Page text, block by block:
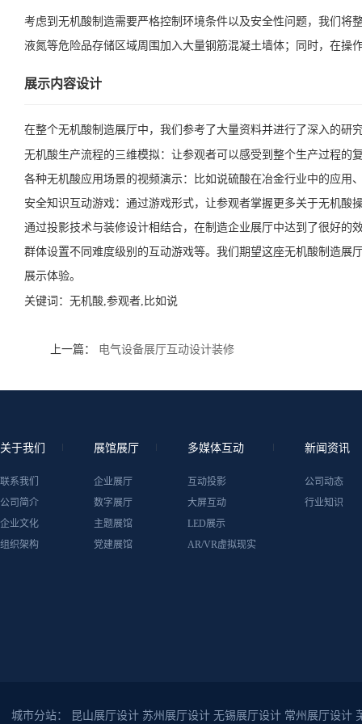
考虑到无机酸制造需要严格控制环境条件以及安全性问题，我们
液氮等危险品存储区域周围加入大量钢筋混凝土墙体；同时，在操
展示内容设计
在整个无机酸制造展厅中，我们参考了大量资料并进行了深入的研
无机酸生产流程的三维模拟：让参观者可以感受到整个生产过程的
各种无机酸应用场景的视频演示：比如说硫酸在冶金行业中的应用
安全知识互动游戏：通过游戏形式，让参观者掌握更多关于无机酸
通过投影技术与装修设计相结合，在制造企业展厅中达到了很好
群体设置不同难度级别的互动游戏等。我们期望这座无机酸制造
展示体验。
关键词： 无机酸,参观者,比如说
上一篇： 电气设备展厅互动设计装修
关于我们
联系我们
公司简介
企业文化
组织架构
展馆展厅
企业展厅
数字展厅
主题展馆
党建展馆
多媒体互动
互动投影
大屏互动
LED展示
AR/VR虚拟现实
新闻资讯
公司动态
行业知识
城市分站： 昆山展厅设计 苏州展厅设计 无锡展厅设计 常州展厅设计